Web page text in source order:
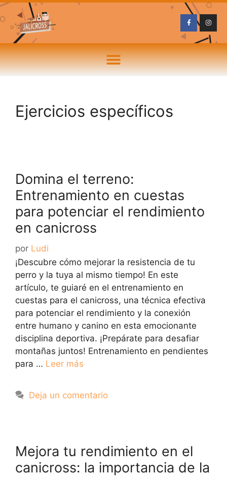
Ejercicios específicos
Domina el terreno:
Entrenamiento en cuestas
para potenciar el rendimiento
en canicross
por Ludi
¡Descubre cómo mejorar la resistencia de tu
perro y la tuya al mismo tiempo! En este
artículo, te guiaré en el entrenamiento en
cuestas para el canicross, una técnica efectiva
para potenciar el rendimiento y la conexión
entre humano y canino en esta emocionante
disciplina deportiva. ¡Prepárate para desafiar
montañas juntos! Entrenamiento en pendientes
para … Leer más
Deja un comentario
Mejora tu rendimiento en el
canicross: la importancia de la